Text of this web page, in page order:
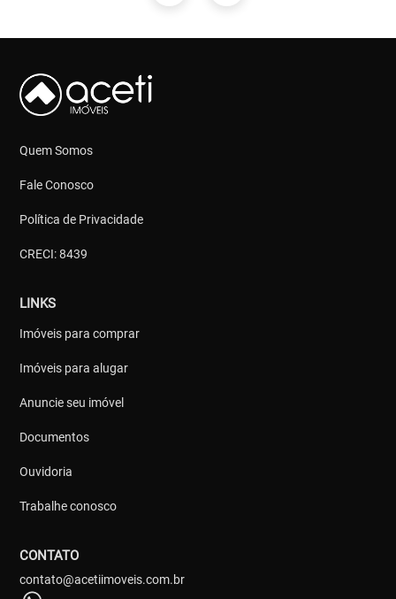
Quem Somos
Fale Conosco
Política de Privacidade
CRECI: 8439
LINKS
Imóveis para comprar
Imóveis para alugar
Anuncie seu imóvel
Documentos
Ouvidoria
Trabalhe conosco
CONTATO
contato@acetiimoveis.com.br